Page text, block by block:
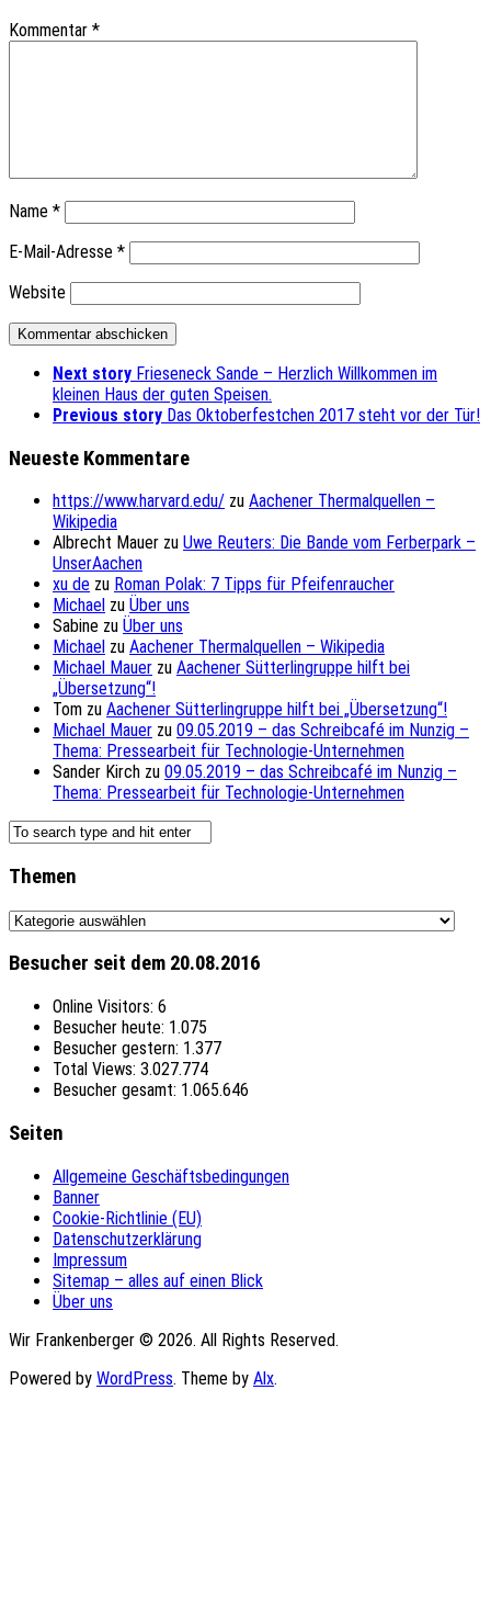
Kommentar *
Name *
E-Mail-Adresse *
Website
Next story Frieseneck Sande – Herzlich Willkommen im
kleinen Haus der guten Speisen.
Previous story Das Oktoberfestchen 2017 steht vor der Tür!
Neueste Kommentare
https://www.harvard.edu/ zu Aachener Thermalquellen –
Wikipedia
Albrecht Mauer zu Uwe Reuters: Die Bande vom Ferberpark –
UnserAachen
xu de zu Roman Polak: 7 Tipps für Pfeifenraucher
Michael zu Über uns
Sabine zu Über uns
Michael zu Aachener Thermalquellen – Wikipedia
Michael Mauer zu Aachener Sütterlingruppe hilft bei
„Übersetzung“!
Tom zu Aachener Sütterlingruppe hilft bei „Übersetzung“!
Michael Mauer zu 09.05.2019 – das Schreibcafé im Nunzig –
Thema: Pressearbeit für Technologie-Unternehmen
Sander Kirch zu 09.05.2019 – das Schreibcafé im Nunzig –
Thema: Pressearbeit für Technologie-Unternehmen
Themen
Themen
Besucher seit dem 20.08.2016
Online Visitors: 6
Besucher heute: 1.075
Besucher gestern: 1.377
Total Views: 3.027.774
Besucher gesamt: 1.065.646
Seiten
Allgemeine Geschäftsbedingungen
Banner
Cookie-Richtlinie (EU)
Datenschutzerklärung
Impressum
Sitemap – alles auf einen Blick
Über uns
Wir Frankenberger © 2026. All Rights Reserved.
Powered by WordPress. Theme by Alx.